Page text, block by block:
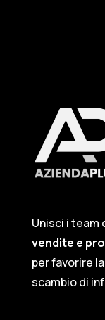
Unisci i team
vendite e
per favorire
scambio di